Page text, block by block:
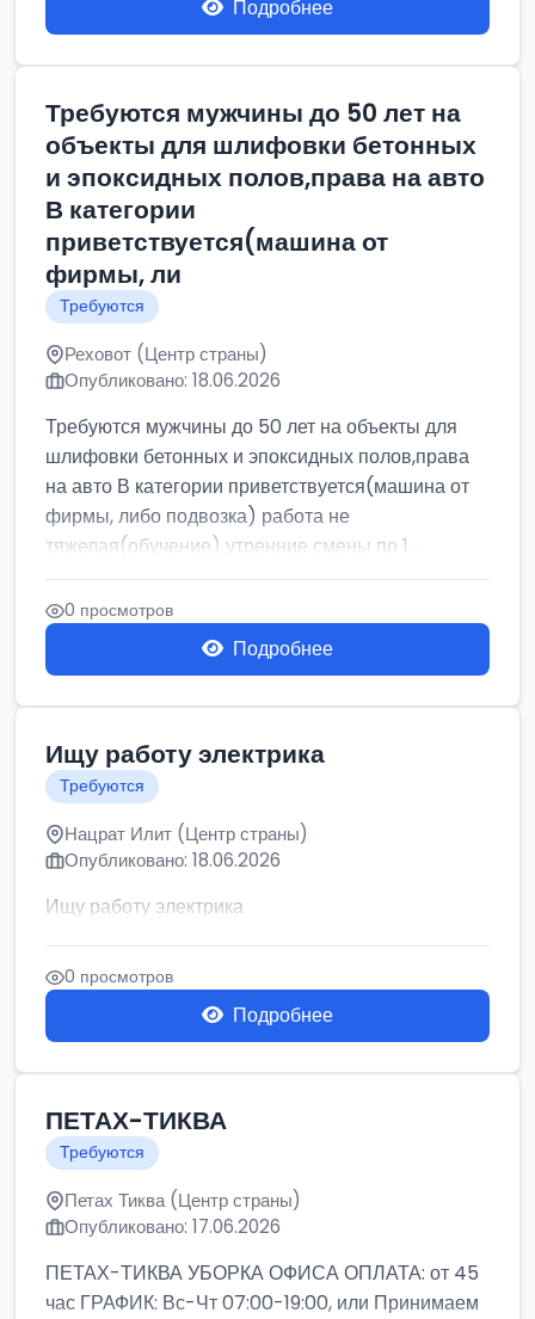
Подробнее
Требуются мужчины до 50 лет на
объекты для шлифовки бетонных
и эпоксидных полов,права на авто
В категории
приветствуется(машина от
фирмы, ли
Требуются
Реховот (Центр страны)
Опубликовано: 18.06.2026
Требуются мужчины до 50 лет на объекты для
шлифовки бетонных и эпоксидных полов,права
на авто В категории приветствуется(машина от
фирмы, либо подвозка) работа не
тяжелая(обучение) утренние смены по 1...
0 просмотров
Подробнее
Ищу работу электрика
Требуются
Нацрат Илит (Центр страны)
Опубликовано: 18.06.2026
Ищу работу электрика
0 просмотров
Подробнее
ПЕТАХ-ТИКВА
Требуются
Петах Тиква (Центр страны)
Опубликовано: 17.06.2026
ПЕТАХ-ТИКВА УБОРКА ОФИСА ОПЛАТА: от 45
час ГРАФИК: Вс-Чт 07:00-19:00, или Принимаем